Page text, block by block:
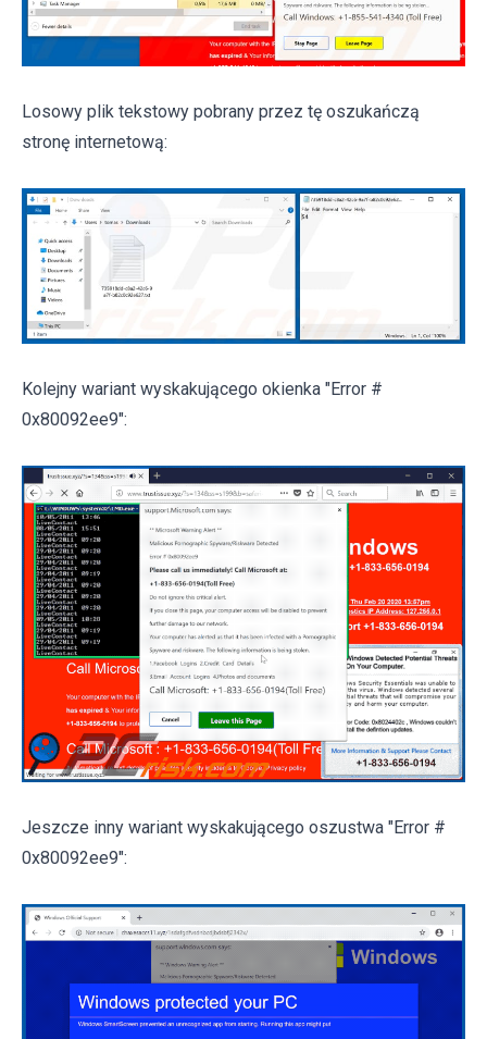
Losowy plik tekstowy pobrany przez tę oszukańczą
stronę internetową:
Kolejny wariant wyskakującego okienka "Error #
0x80092ee9":
Jeszcze inny wariant wyskakującego oszustwa "Error #
0x80092ee9":